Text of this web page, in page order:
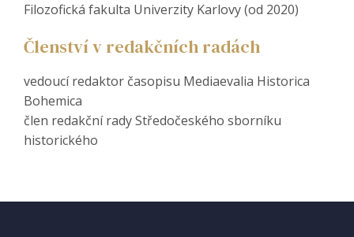
Filozofická fakulta Univerzity Karlovy (od 2020)
Členství v redakčních radách
vedoucí redaktor časopisu Mediaevalia Historica
Bohemica
člen redakční rady Středočeského sborníku
historického